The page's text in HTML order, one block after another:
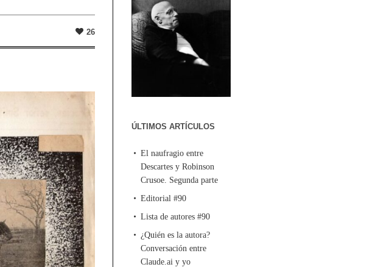
26
ÚLTIMOS ARTÍCULOS
El naufragio entre
Descartes y Robinson
Crusoe. Segunda parte
Editorial #90
Lista de autores #90
¿Quién es la autora?
Conversación entre
Claude.ai y yo